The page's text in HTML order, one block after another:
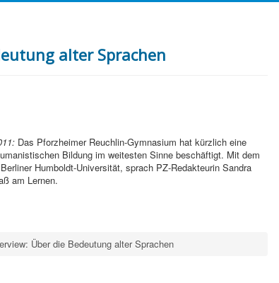
alter Sprachen
Das Pforzheimer Reuchlin-Gymnasium hat kürzlich eine
Bildung im weitesten Sinne beschäftigt. Mit dem
Humboldt-Universität, sprach PZ-Redakteurin Sandra
am Lernen.
Über die Bedeutung alter Sprachen